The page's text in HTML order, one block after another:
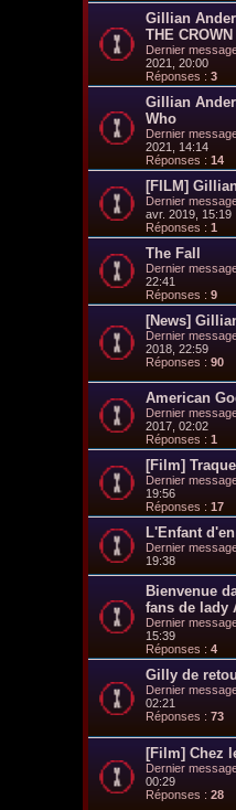
Gillian
THE CROWN
Dernier
2021, 20:00
Réponses : 3
Gillian
Who
Dernier
2021, 14:14
Réponses : 14
[FILM]
Dernier
avr. 2019, 15:19
Réponses : 1
The Fall
Dernier
22:41
Réponses : 9
[News]
Dernier
2018, 22:59
Réponses : 90
American
Dernier
2017, 02:02
Réponses : 1
[Film]
Dernier
19:56
Réponses : 17
L'Enfant
Dernier
19:38
Bienvenue
fans de lady
Dernier
15:39
Réponses : 4
Gilly de
Dernier
02:21
Réponses : 73
[Film] Chez
Dernier
00:29
Réponses : 28